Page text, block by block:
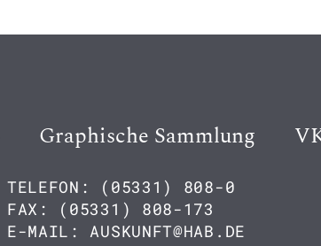
Graphische Sammlung
TELEFON: (05331) 808-0
FAX: (05331) 808-173
E-MAIL: AUSKUNFT@HAB.DE